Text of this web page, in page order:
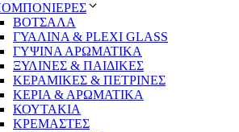
ΒΟΤΣΑΛΑ
ΓΥΑΛΙΝΑ & PLEXI GLASS
ΓΥΨΙΝΑ ΑΡΩΜΑΤΙΚΑ
ΞΥΛΙΝΕΣ & ΠΑΙΔΙΚΕΣ
ΚΕΡΑΜΙΚΕΣ & ΠΕΤΡΙΝΕΣ
ΚΕΡΙΑ & ΑΡΩΜΑΤΙΚΑ
ΚΟΥΤΑΚΙΑ
ΚΡΕΜΑΣΤΕΣ